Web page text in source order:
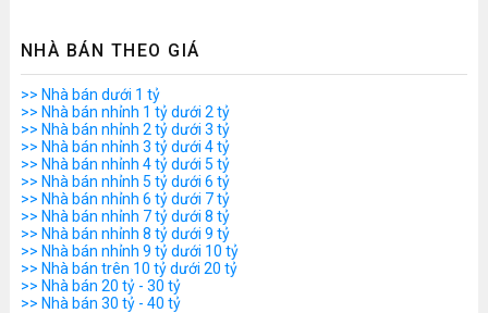
NHÀ BÁN THEO GIÁ
>> Nhà bán dưới 1 tỷ
>> Nhà bán nhỉnh 1 tỷ dưới 2 tỷ
>> Nhà bán nhỉnh 2 tỷ dưới 3 tỷ
>> Nhà bán nhỉnh 3 tỷ dưới 4 tỷ
>> Nhà bán nhỉnh 4 tỷ dưới 5 tỷ
>> Nhà bán nhỉnh 5 tỷ dưới 6 tỷ
>> Nhà bán nhỉnh 6 tỷ dưới 7 tỷ
>> Nhà bán nhỉnh 7 tỷ dưới 8 tỷ
>> Nhà bán nhỉnh 8 tỷ dưới 9 tỷ
>> Nhà bán nhỉnh 9 tỷ dưới 10 tỷ
>> Nhà bán trên 10 tỷ dưới 20 tỷ
>> Nhà bán 20 tỷ - 30 tỷ
>> Nhà bán 30 tỷ - 40 tỷ